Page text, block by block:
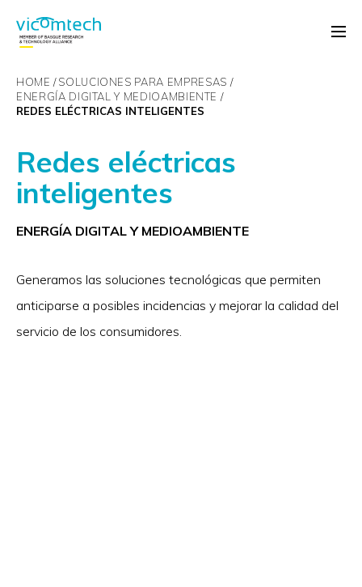
HOME
SOLUCIONES PARA EMPRESAS
ENERGÍA DIGITAL Y MEDIOAMBIENTE
REDES ELÉCTRICAS INTELIGENTES
Redes eléctricas
inteligentes
ENERGÍA DIGITAL Y MEDIOAMBIENTE
Generamos las soluciones tecnológicas que permiten
anticiparse a posibles incidencias y mejorar la calidad del
servicio de los consumidores.